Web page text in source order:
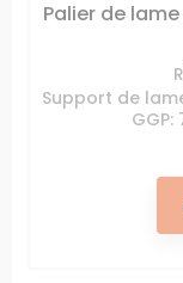
Palier de
Support de
GGP: